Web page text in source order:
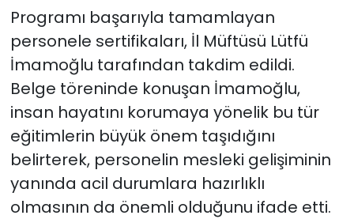
Programı başarıyla tamamlayan
personele sertifikaları, İl Müftüsü Lütfü
İmamoğlu tarafından takdim edildi.
Belge töreninde konuşan İmamoğlu,
insan hayatını korumaya yönelik bu tür
eğitimlerin büyük önem taşıdığını
belirterek, personelin mesleki gelişiminin
yanında acil durumlara hazırlıklı
olmasının da önemli olduğunu ifade etti.